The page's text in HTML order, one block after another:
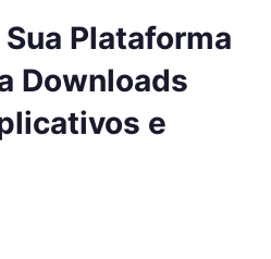
Plataforma
Downloads
e